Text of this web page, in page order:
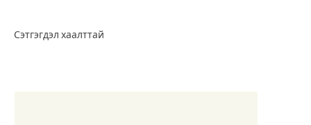
Сэтгэгдэл хаалттай